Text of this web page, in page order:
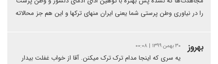
را در نیاوری وطن پرستی شما یعنی ایران منهای ترکها و این هم جز محالاته
بهروز ۳۰ بهمن ۱۳۹۹ | ۰۰:۰۸
یه سری که اینجا مدام ترک ترک میکنن. آقا از خواب غفلت بیدار